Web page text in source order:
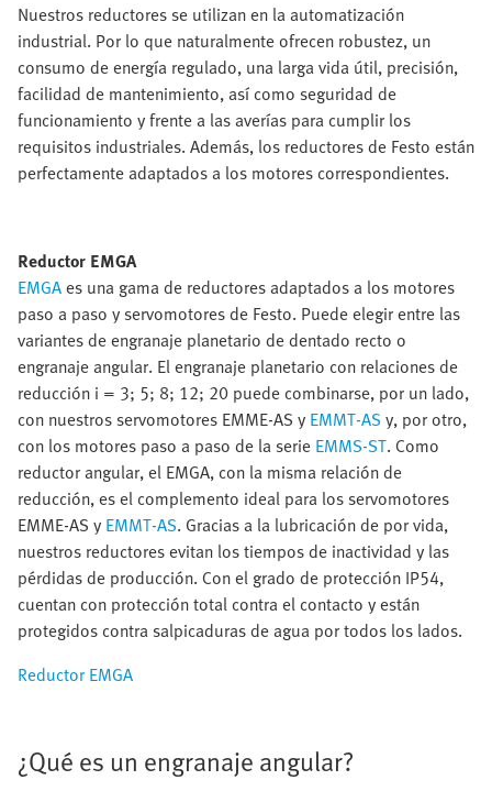
Nuestros reductores se utilizan en la automatización
industrial. Por lo que naturalmente ofrecen robustez, un
consumo de energía regulado, una larga vida útil, precisión,
facilidad de mantenimiento, así como seguridad de
funcionamiento y frente a las averías para cumplir los
requisitos industriales. Además, los reductores de Festo están
perfectamente adaptados a los motores correspondientes.
Reductor EMGA
EMGAes una gama de reductores adaptados a los motores
paso a paso y servomotores de Festo. Puede elegir entre las
variantes de engranaje planetario de dentado recto o
engranaje angular. El engranaje planetario con relaciones de
reducción i = 3; 5; 8; 12; 20 puede combinarse, por un lado,
con nuestros servomotores EMME-AS y EMMT-AS y, por otro,
con los motores paso a paso de la serie EMMS-ST. Como
reductor angular, el EMGA, con la misma relación de
reducción, es el complemento ideal para los servomotores
EMME-AS y EMMT-AS. Gracias a la lubricación de por vida,
nuestros reductores evitan los tiempos de inactividad y las
pérdidas de producción. Con el grado de protección IP54,
cuentan con protección total contra el contacto y están
protegidos contra salpicaduras de agua por todos los lados.
Reductor EMGA
¿Qué es un engranaje angular?